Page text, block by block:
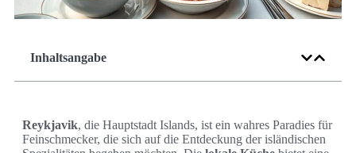
Inhaltsangabe
Reykjavik, die Hauptstadt Islands, ist ein wahres Paradies für
Feinschmecker, die sich auf die Entdeckung der isländischen